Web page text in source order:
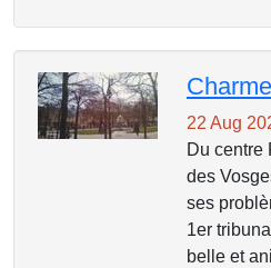
22 Aug
Du centre
des
ses
1er
belle et